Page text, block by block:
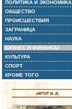
ПОЛИТИКА И ЭКОНОМИКА
ОБЩЕСТВО
ПРОИСШЕСТВИЯ
ЗАГРАНИЦА
НАУКА
БИЗНЕС И ФИНАНСЫ
КУЛЬТУРА
СПОРТ
КРОМЕ ТОГО